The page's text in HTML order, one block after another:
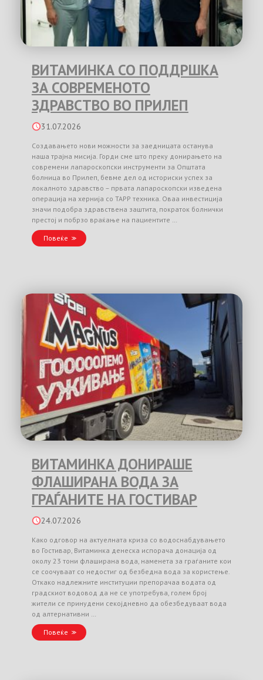
ВИТАМИНКА СО ПОДДРШКА
ЗА СОВРЕМЕНОТО
ЗДРАВСТВО ВО ПРИЛЕП
31.07.2026
Создавањето нови можности за заедницата останува
наша трајна мисија. Горди сме што преку донирањето на
современи лапароскопски инструменти за Општата
болница во Прилеп, бевме дел од историски успех за
локалното здравство – првата лапароскопски изведена
операција на хернија со TAPP техника. Оваа инвестиција
значи подобра здравствена заштита, пократок болнички
престој и побрзо враќање на пациентите …
Повеќе
ВИТАМИНКА ДОНИРАШЕ
ФЛАШИРАНА ВОДА ЗА
ГРАЃАНИТЕ НА ГОСТИВАР
24.07.2026
Како одговор на актуелната криза со водоснабдувањето
во Гостивар, Витаминка денеска испорача донација од
околу 23 тони флаширана вода, наменета за граѓаните кои
се соочуваат со недостиг од безбедна вода за користење.
Откако надлежните институции препорачаа водата од
градскиот водовод да не се употребува, голем број
жители се принудени секојдневно да обезбедуваат вода
од алтернативни …
Повеќе